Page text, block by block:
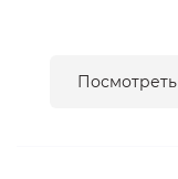
Посмотреть